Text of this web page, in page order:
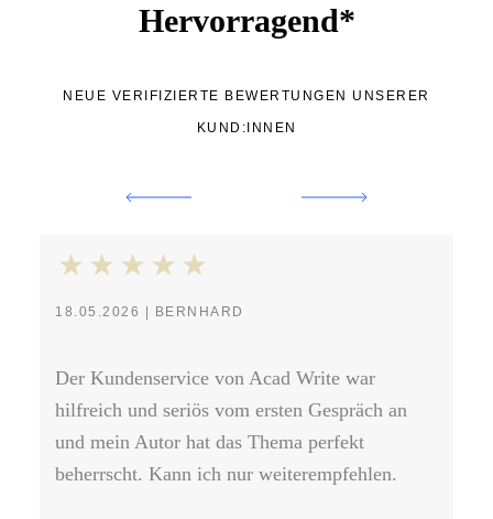
Hervorragend*
NEUE VERIFIZIERTE BEWERTUNGEN UNSERER
KUND:INNEN
18.05.2026 | BERNHARD
Der Kundenservice von Acad Write war
hilfreich und seriös vom ersten Gespräch an
und mein Autor hat das Thema perfekt
beherrscht. Kann ich nur weiterempfehlen.